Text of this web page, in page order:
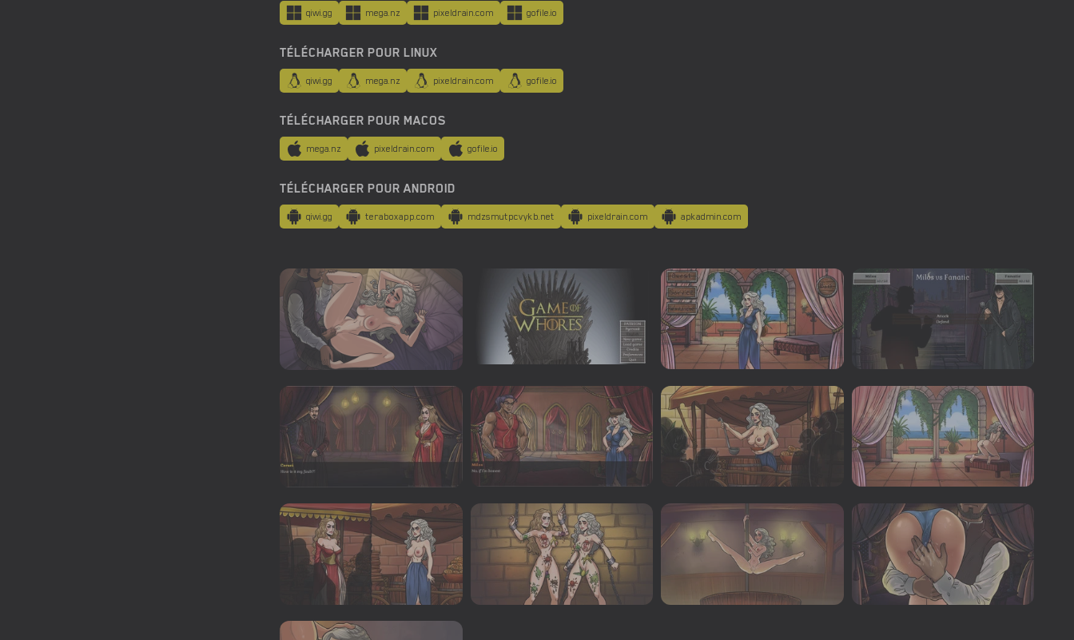
qiwi.gg mega.nz pixeldrain.com gofile.io
TÉLÉCHARGER POUR LINUX
qiwi.gg mega.nz pixeldrain.com gofile.io
TÉLÉCHARGER POUR MACOS
mega.nz pixeldrain.com gofile.io
TÉLÉCHARGER POUR ANDROID
qiwi.gg teraboxapp.com mdzsmutpcvykb.net pixeldrain.com apkadmin.com